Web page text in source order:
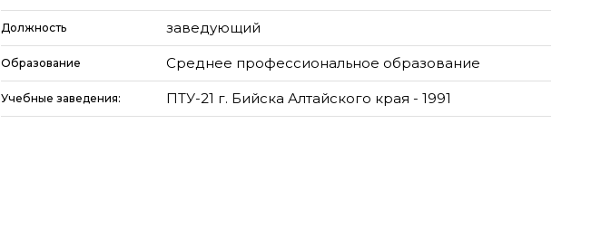
Должность заведующий
Образование Среднее профессиональное образование
Учебные заведения: ПТУ-21 г. Бийска Алтайского края - 1991